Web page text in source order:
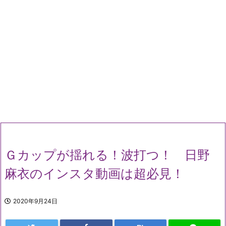
Ｇカップが揺れる！波打つ！ 日野
麻衣のインスタ動画は超必見！
2020年9月24日